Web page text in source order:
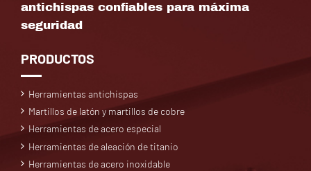
antichispas confiables para máxima
seguridad
PRODUCTOS
Herramientas antichispas
Martillos de latón y martillos de cobre
Herramientas de acero especial
Herramientas de aleación de titanio
Herramientas de acero inoxidable